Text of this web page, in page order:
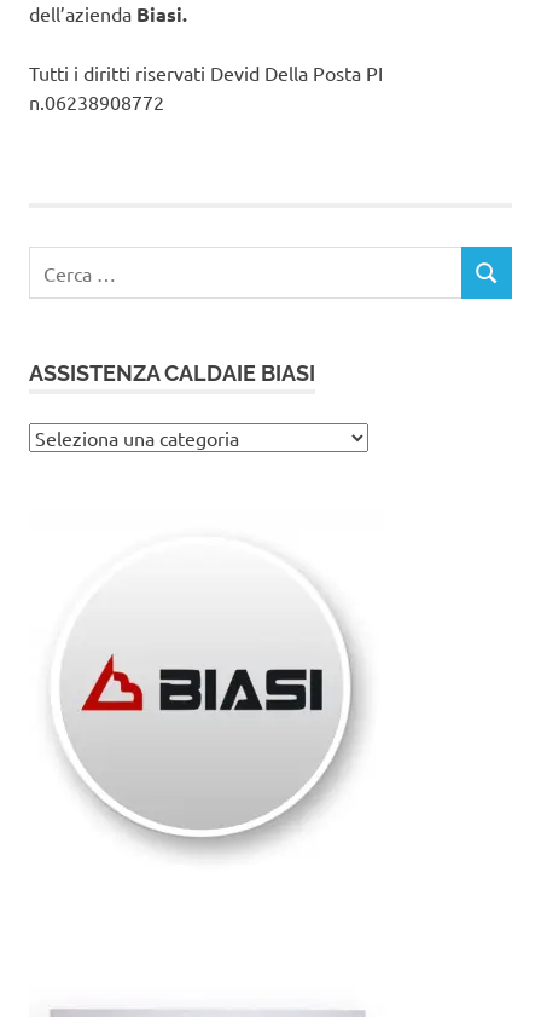
dell’azienda Biasi.
Tutti i diritti riservati Devid Della Posta PI
n.06238908772
per:
CERCA
ASSISTENZA CALDAIE BIASI
Assistenza